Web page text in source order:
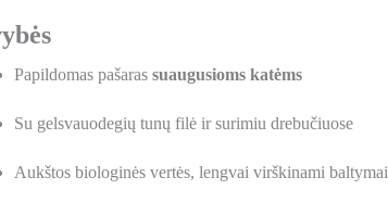
Papildomas pašaras suaugusioms katėms
Su gelsvauodegių tunų filė ir surimiu drebučiuose
Aukštos biologinės vertės, lengvai virškinami baltymai